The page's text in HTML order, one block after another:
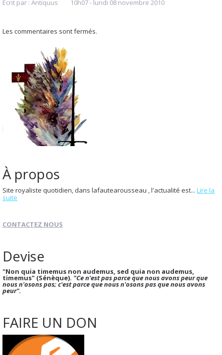
Écrit par : Antiquus 10h07- lundi 08 novembre 2010
Les commentaires sont fermés.
À propos
Site royaliste quotidien, dans lafautearousseau , l'actualité est... Lire la
suite
CONTACTEZ NOUS
Devise
"Non quia timemus non audemus, sed quia non audemus,
timemus" (Sénèque). "Ce n'est pas parce que nous avons peur que
nous n'osons pas; c'est parce que nous n'osons pas que nous avons
peur".
FAIRE UN DON